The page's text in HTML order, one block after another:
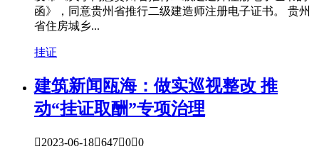
函》，同意贵州省推行二级建造师注册电子证书。 贵州
省住房城乡...
挂证
建筑新闻 瓯海：做实巡视整改 推
动“挂证取酬”专项治理
2023-06-1864700